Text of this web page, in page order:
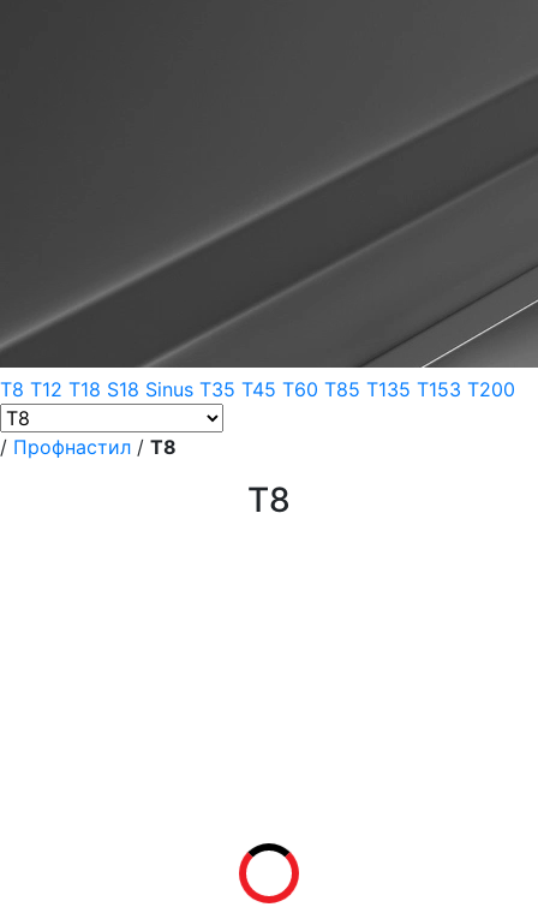
T8 T12 T18 S18 Sinus T35 T45 T60 T85 T135 T153 T200
/ Профнастил / T8
T8